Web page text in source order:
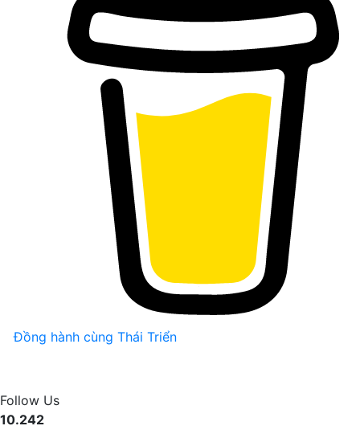
Đồng hành cùng Thái Triển
Follow Us
10.242